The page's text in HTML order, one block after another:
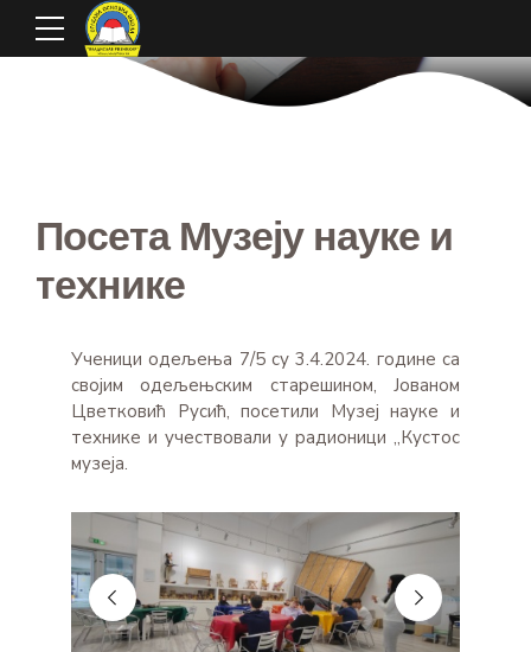
Посета Музеју науке и
технике
Ученици одељења 7/5 су 3.4.2024. године са
својим одељењским старешином, Јованом
Цветковић Русић, посетили Музеј науке и
технике и учествовали у радионици „Кустос
музеја.